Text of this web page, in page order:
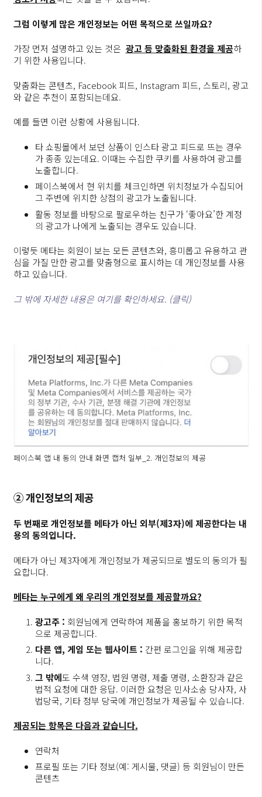
그럼 이렇게 많은 개인정보는 어떤 목적으로 쓰일까요?
가장 먼저 설명하고 있는 것은 광고 등 맞춤화된 환경을 제공하
기 위한 사용입니다.
맞춤화는 콘텐츠, Facebook 피드, Instagram 피드, 스토리, 광고
와 같은 추천이 포함되는데요.
예를 들면 이런 상황에 사용됩니다.
타 쇼핑몰에서 보던 상품이 인스타 광고 피드로 뜨는 경우
가 종종 있는데요. 이때는 수집한 쿠키를 사용하여 광고를
노출합니다.
페이스북에서 현 위치를 체크인하면 위치정보가 수집되어
그 주변에 위치한 상점의 광고가 노출됩니다.
활동 정보를 바탕으로 팔로우하는 친구가 ‘좋아요’한 계정
의 광고가 나에게 노출되는 경우도 있습니다.
이렇듯 메타는 회원이 보는 모든 콘텐츠와, 흥미롭고 유용하고 관
심을 가질 만한 광고를 맞춤형으로 표시하는 데 개인정보를 사용
하고 있습니다.
그 밖에 자세한 내용은 여기를 확인하세요. (클릭)
페이스북 앱 내 동의 안내 화면 캡처 일부_2. 개인정보의 제공
② 개인정보의 제공
두 번째로 개인정보를 메타가 아닌 외부(제3자)에 제공한다는 내
용의 동의입니다.
메타가 아닌 제3자에게 개인정보가 제공되므로 별도의 동의가 필
요합니다.
메타는 누구에게 왜 우리의 개인정보를 제공할까요?
광고주 : 회원님에게 연락하여 제품을 홍보하기 위한 목적
으로 제공합니다.
다른 앱, 게임 또는 웹사이트 : 간편 로그인을 위해 제공합
니다.
그 밖에도 수색 영장, 법원 명령, 제출 명령, 소환장과 같은
법적 요청에 대한 응답. 이러한 요청은 민사소송 당사자, 사
법당국, 기타 정부 당국에 개인정보가 제공될 수 있습니다.
제공되는 항목은 다음과 같습니다.
연락처
프로필 또는 기타 정보(예: 게시물, 댓글) 등 회원님이 만든
콘텐츠